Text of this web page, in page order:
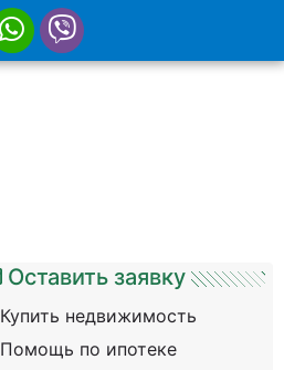
Оставить заявку
Купить недвижимость
Помощь по ипотеке